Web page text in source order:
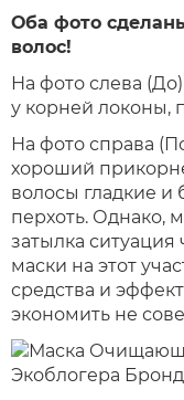
Оба фото
волос!
На фото слева
у корней локоны,
На фото справа
хороший
волосы гладкие и
перхоть. Однако,
затылка ситуация
маски на этот
средства и
экономить не